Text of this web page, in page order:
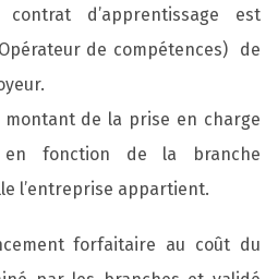
d’apprentissage est
de compétences) de
montant de la prise en charge
en fonction de la branche
l’entreprise appartient.
forfaitaire au coût du